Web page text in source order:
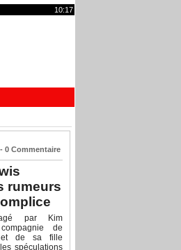
10:17
0 Commentaire
rumeurs
par Kim
de
et de sa fille
spéculations